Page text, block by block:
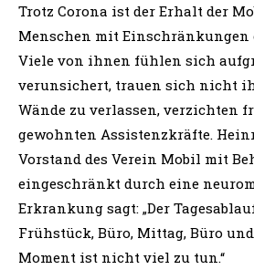
Trotz Corona ist der Erhalt der
Menschen mit Einschränkungen
Viele von ihnen fühlen sich
verunsichert, trauen sich nicht
Wände zu verlassen, verzichten
gewohnten Assistenzkräfte.
Vorstand des Verein Mobil mit
eingeschränkt durch eine
Erkrankung sagt: „Der
Frühstück, Büro, Mittag, Büro
Moment ist nicht viel zu tun.“